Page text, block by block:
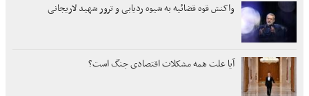
واکنش قوه قضائیه به شیوه ردیابی و ترور شهید لاریجانی
آیا علت همه مشکلات اقتصادی جنگ است؟